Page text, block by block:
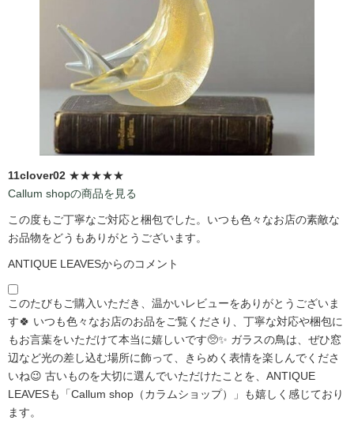
11clover02 ★★★★★
Callum shopの商品を見る
この度もご丁寧なご対応と梱包でした。いつも色々なお店の素敵な
お品物をどうもありがとうございます。
ANTIQUE LEAVESからのコメント
このたびもご購入いただき、温かいレビューをありがとうございま
す🍀 いつも色々なお店のお品をご覧くださり、丁寧な対応や梱包に
もお言葉をいただけて本当に嬉しいです🥺✨ ガラスの鳥は、ぜひ窓
辺など光の差し込む場所に飾って、きらめく表情を楽しんでくださ
いね😉 古いものを大切に選んでいただけたことを、ANTIQUE
LEAVESも「Callum shop（カラムショップ）」も嬉しく感じており
ます。